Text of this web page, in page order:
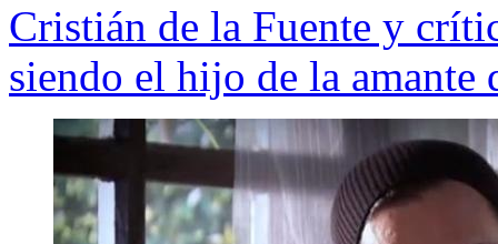
Cristián de la Fuente y
siendo el hijo de la amante